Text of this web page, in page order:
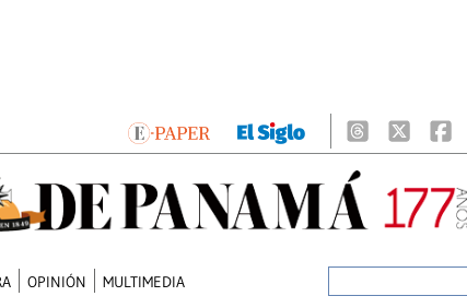
OPINIÓN MULTIMEDIA